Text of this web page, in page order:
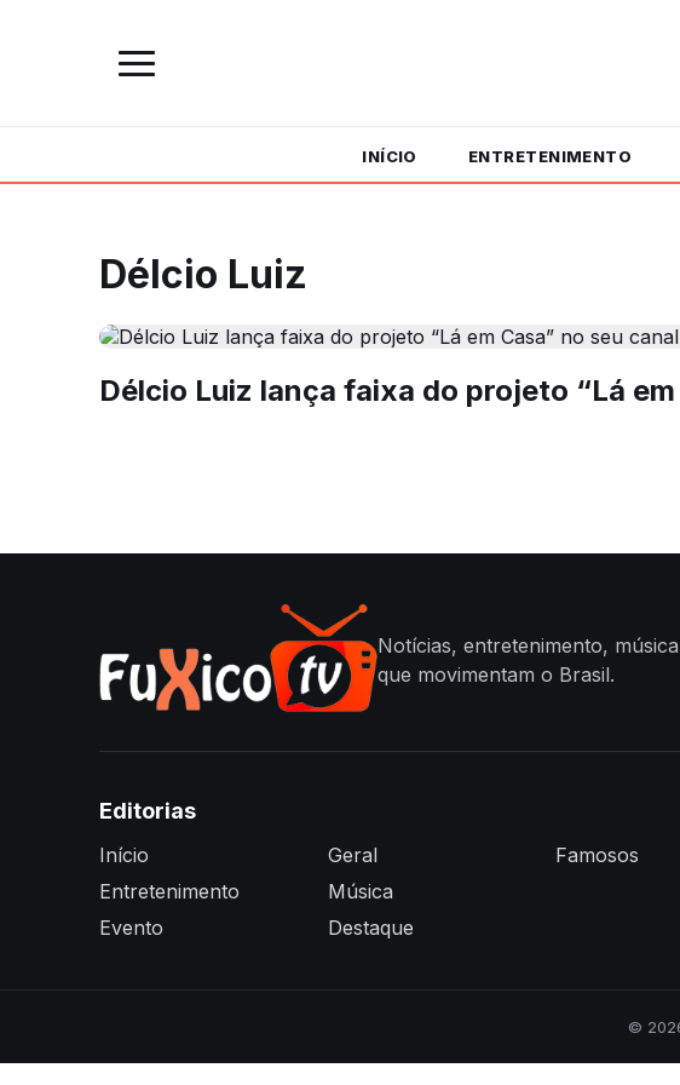
INÍCIO ENTRETENIMENTO
Délcio Luiz
Délcio Luiz lança faixa do projeto “Lá
Notícias, entretenimento,
que movimentam o Brasil.
Editorias
Início
Entretenimento
Evento
Geral
Música
Destaque
Famosos
©